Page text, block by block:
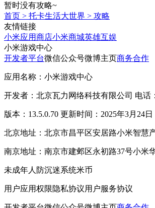
暂时没有攻略~
首页 > 托卡生活大世界 > 攻略
友情链接
小米应用商店小米商城英雄互娱
小米游戏中心
开发者平台微信公众号微博主页商务合作
应用名称：小米游戏中心
开发者：北京瓦力网络科技有限公司 电话
版本：13.5.0.70 更新时间：2025年3月24日
北京地址：北京市昌平区安居路小米智慧
南京地址：南京市建邺区永初路37号小米
未成年人防沉迷系统米币
用户应用权限隐私协议用户服务协议